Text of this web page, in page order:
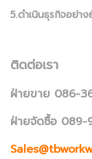
5.ดำเนินธุรกิจอย่า
ติดต่อเรา
ฝ่ายขาย 086-
ฝ่ายจัดซื้อ 089-